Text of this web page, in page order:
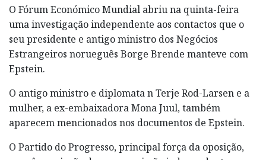
O Fórum Económico Mundial abriu na quinta-feira
uma investigação independente aos contactos que o
seu presidente e antigo ministro dos Negócios
Estrangeiros norueguês Borge Brende manteve com
Epstein.
O antigo ministro e diplomata n Terje Rod-Larsen e a
mulher, a ex-embaixadora Mona Juul, também
aparecem mencionados nos documentos de Epstein.
O Partido do Progresso, principal força da oposição,